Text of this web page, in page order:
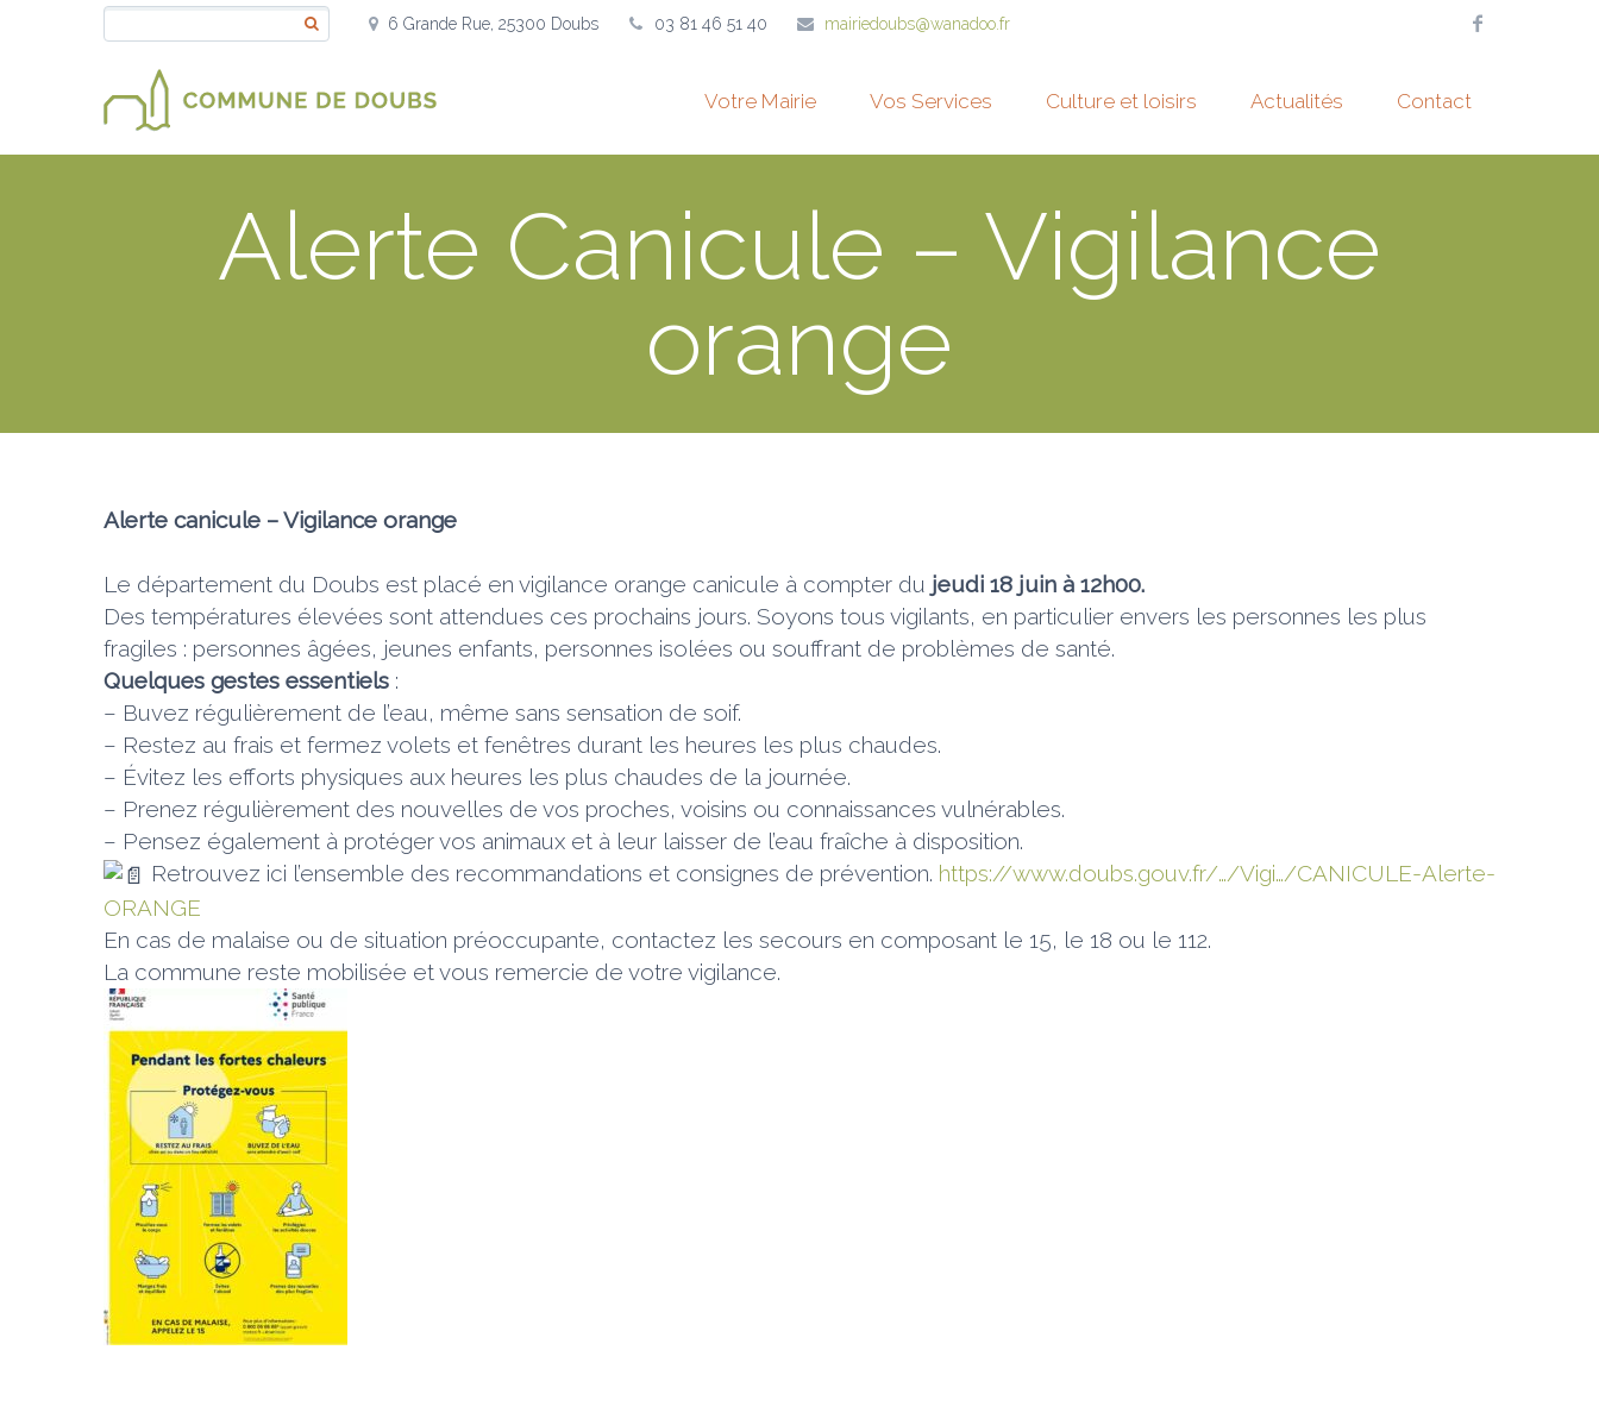
6 Grande Rue, 25300 Doubs 03 81 46 51 40 mairiedoubs@wanadoo.fr
Votre Mairie Vos Services Culture et loisirs Actualités Contact
Alerte Canicule – Vigilance
orange
Alerte canicule – Vigilance orange
Le département du Doubs est placé en vigilance orange canicule à compter du jeudi 18 juin à 12h00.
Des températures élevées sont attendues ces prochains jours. Soyons tous vigilants, en particulier envers les personnes les plus
fragiles : personnes âgées, jeunes enfants, personnes isolées ou souffrant de problèmes de santé.
Quelques gestes essentiels :
– Buvez régulièrement de l’eau, même sans sensation de soif.
– Restez au frais et fermez volets et fenêtres durant les heures les plus chaudes.
– Évitez les efforts physiques aux heures les plus chaudes de la journée.
– Prenez régulièrement des nouvelles de vos proches, voisins ou connaissances vulnérables.
– Pensez également à protéger vos animaux et à leur laisser de l’eau fraîche à disposition.
Retrouvez ici l’ensemble des recommandations et consignes de prévention. https://www.doubs.gouv.fr/…/Vigi…/CANICULE-Alerte-
ORANGE
En cas de malaise ou de situation préoccupante, contactez les secours en composant le 15, le 18 ou le 112.
La commune reste mobilisée et vous remercie de votre vigilance.